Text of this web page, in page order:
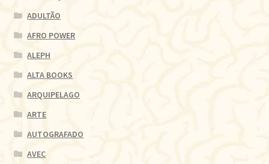
ADULTÃO
AFRO POWER
ALEPH
ALTA BOOKS
ARQUIPELAGO
ARTE
AUTOGRAFADO
AVEC